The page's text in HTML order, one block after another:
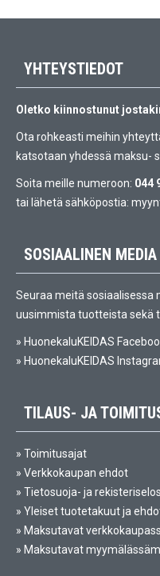
YHTEYSTIEDOT
Oletko kiinnostunut
Ota rohkeasti meihin
katsotaan yhdessä maksu-
Soita meille numeroon: 044
tai lähetä sähköpostia:
SOSIAALINEN MEDIA
Seuraa meitä sosiaalisessa
uusimmista tuotteista sekä
» HuonekaluKEIDAS
» HuonekaluKEIDAS
TILAUS- JA
» Toimitusajat
» Verkkokaupan ehdot
» Tietosuoja- ja
» Yleiset tuotetakuut ja
» Maksutavat
» Maksutavat